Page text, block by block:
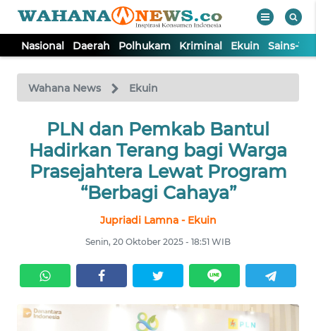
Nasional Daerah Polhukam Kriminal Ekuin Sains-
Wahana News Ekuin
PLN dan Pemkab Bantul
Hadirkan Terang bagi Warga
Prasejahtera Lewat Program
“Berbagi Cahaya”
Jupriadi Lamna - Ekuin
Senin, 20 Oktober 2025 - 18:51 WIB
TV
Tutup
NASIONAL
DAERAH
EKUIN
SAINS-TEKNO